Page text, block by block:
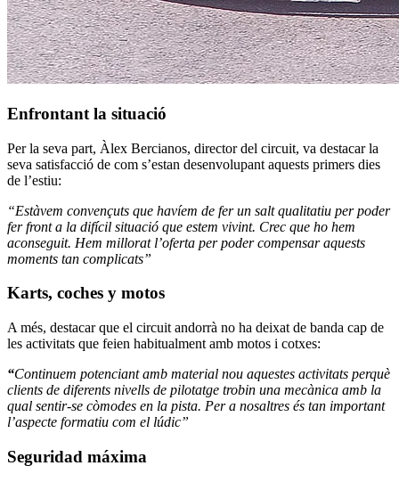
Enfrontant la situació
Per la seva part, Àlex Bercianos, director del circuit, va destacar la
seva satisfacció de com s’estan desenvolupant aquests primers dies
de l’estiu:
“Estàvem convençuts que havíem de fer un salt qualitatiu per poder
fer front a la difícil situació que estem vivint. Crec que ho hem
aconseguit. Hem millorat l’oferta per poder compensar aquests
moments tan complicats”
Karts, coches y motos
A més, destacar que el circuit andorrà no ha deixat de banda cap de
les activitats que feien habitualment amb motos i cotxes:
“Continuem potenciant amb material nou aquestes activitats perquè
clients de diferents nivells de pilotatge trobin una mecànica amb la
qual sentir-se còmodes en la pista. Per a nosaltres és tan important
l’aspecte formatiu com el lúdic”
Seguridad máxima